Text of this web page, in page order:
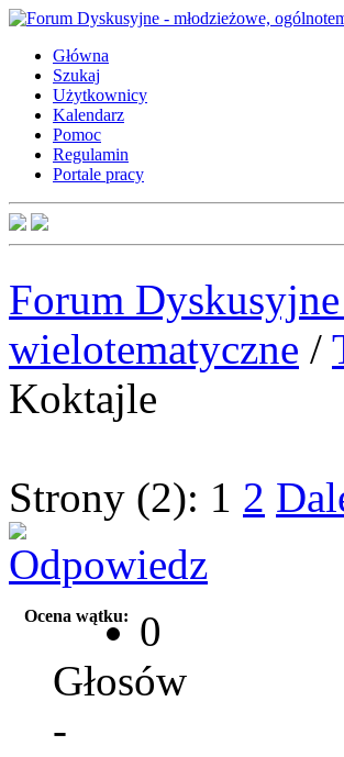
Główna
Szukaj
Użytkownicy
Kalendarz
Pomoc
Regulamin
Portale pracy
Forum
wielotematyczne /
Koktajle
Strony (2): 1 2
Ocena wątku:
0
Głosów
-